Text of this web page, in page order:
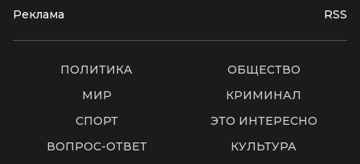
Реклама RSS
ПОЛИТИКА
ОБЩЕСТВО
МИР
КРИМИНАЛ
СПОРТ
ЭТО ИНТЕРЕСНО
ВОПРОС-ОТВЕТ
КУЛЬТУРА